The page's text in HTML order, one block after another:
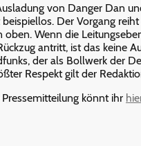
von Danger Dan
Der Vorgang
Wenn die
antritt, ist das keine
der als Bollwerk der
Respekt gilt der
könnt ihr